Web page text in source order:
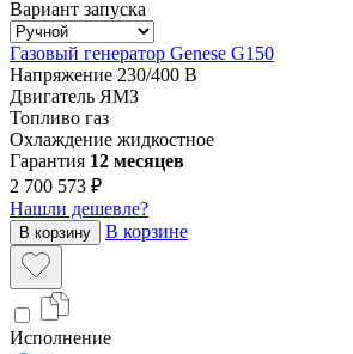
Вариант запуска
Газовый генератор Genese G150
Напряжение 230/400 В
Двигатель ЯМЗ
Топливо газ
Охлаждение жидкостное
Гарантия 12 месяцев
2 700 573 ₽
Нашли дешевле?
В корзину В корзине
Исполнение